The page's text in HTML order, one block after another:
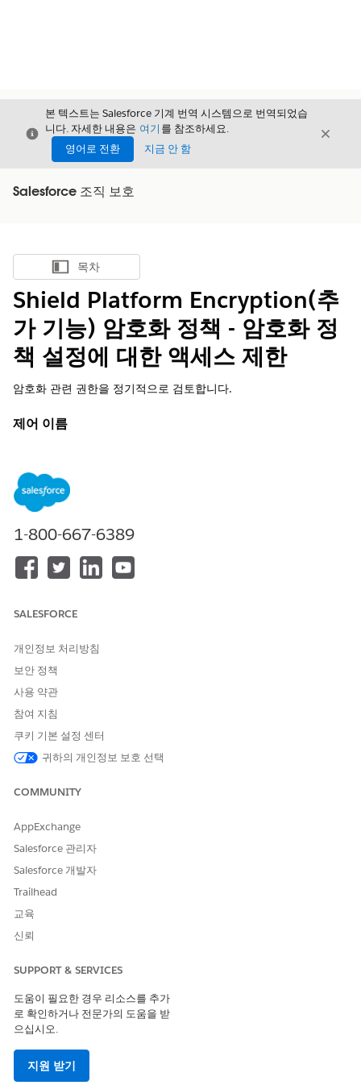
닫기
본 텍스트는 Salesforce 기계 번역 시스템으로 번역되었습
니다. 자세한 내용은 여기 를 참조하세요.
영어로 전환
지금 안 함
닫기
Salesforce 조직 보호
목차 표시
목차
Shield Platform Encryption(추
가 기능) 암호화 정책 - 암호화 정
책 설정에 대한 액세스 제한
암호화 관련 권한을 정기적으로 검토합니다.
제어 이름
권장 구성
Shield Platform Encryption 설정 설정 페이지의 고급 암호화 설정
섹션에서 암호화 정책 설정에 대한 액세스 제한
주기적으로 다음 암호화 관련 권한을 검토하고 정책에 따라 사용자
암호화 키 관리
설정과 구성 보기
제어 개요
암호화 관련 권한을 정기적으로 검토합니다.
구성되지 않은 경우 보안 위험
무단 직원은 암호화된 민감한 PII(개인 식별 정보)에 대한 무단 액세
위협 시나리오
암호화 키 관리를 사용하지 않으면 노출된 암호화 설정 데이터를 위
협 작업자가 사용하여 암호화된 중요한 데이터에 액세스할 수 있습
니다.
예상 CVSS 점수 범위
중요(9.0~10.0)
위험 영향 고려 사항
플랫폼에 저장된 중요한 데이터 및 회사에서 준수해야 하는 규제 요
구 사항에 따라 다릅니다.
1-800-667-6389
SALESFORCE
개인정보 처리방침
보안 정책
사용 약관
참여 지침
쿠키 기본 설정 센터
귀하의 개인정보 보호 선택
COMMUNITY
AppExchange
Salesforce 관리자
Salesforce 개발자
Trailhead
교육
신뢰
SUPPORT & SERVICES
도움이 필요한 경우 리소스를 추가
로 확인하거나 전문가의 도움을 받
으십시오.
지원 받기